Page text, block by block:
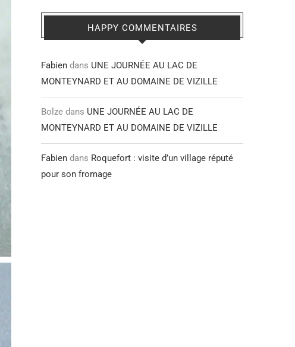
HAPPY COMMENTAIRES
Fabien dans UNE JOURNÉE AU LAC DE
MONTEYNARD ET AU DOMAINE DE VIZILLE
Bolze dans UNE JOURNÉE AU LAC DE
MONTEYNARD ET AU DOMAINE DE VIZILLE
Fabien dans Roquefort : visite d’un village réputé
pour son fromage